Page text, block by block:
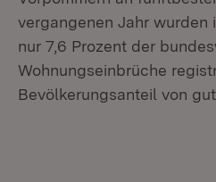
vergangenen Jahr wurden
nur 7,6 Prozent der
Wohnungseinbrüche
Bevölkerungsanteil von gut